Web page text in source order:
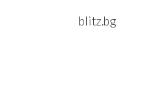
blitz.bg